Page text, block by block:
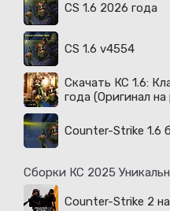
CS 1.6 2026 года
CS 1.6 v4554
Скачать КС 1.6:
года (Оригинал на
Counter-Strike 1.6
Сборки КС 2025
Counter-Strike 2